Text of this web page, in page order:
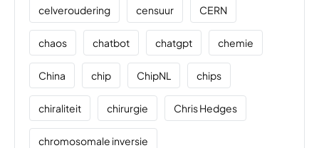
celveroudering censuur CERN
chaos chatbot chatgpt chemie
China chip ChipNL chips
chiraliteit chirurgie Chris Hedges
chromosomale inversie